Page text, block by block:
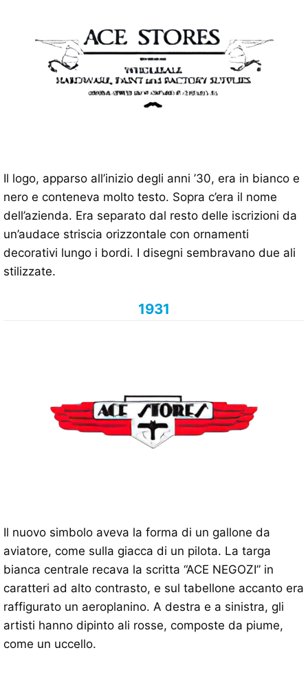
Il logo, apparso all’inizio degli anni ’30, era in bianco e
nero e conteneva molto testo. Sopra c’era il nome
dell’azienda. Era separato dal resto delle iscrizioni da
un’audace striscia orizzontale con ornamenti
decorativi lungo i bordi. I disegni sembravano due ali
stilizzate.
1931
Il nuovo simbolo aveva la forma di un gallone da
aviatore, come sulla giacca di un pilota. La targa
bianca centrale recava la scritta “ACE NEGOZI” in
caratteri ad alto contrasto, e sul tabellone accanto era
raffigurato un aeroplanino. A destra e a sinistra, gli
artisti hanno dipinto ali rosse, composte da piume,
come un uccello.